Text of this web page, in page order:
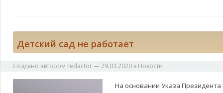
Детский сад не работает
Создано автором redactor—29.03.2020 в Новости
На основании Указа